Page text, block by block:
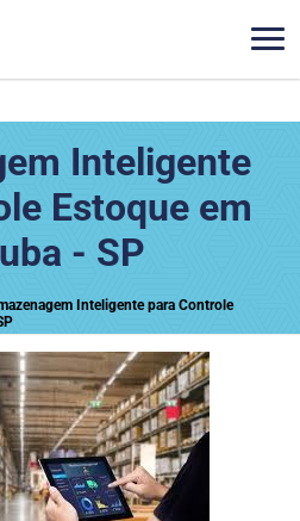
Inteligente
Estoque em
- SP
Inteligente para Controle